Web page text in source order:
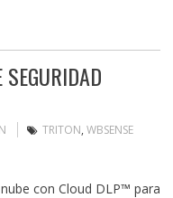
SEGURIDAD
TRITON, WBSENSE
con Cloud DLP™ para